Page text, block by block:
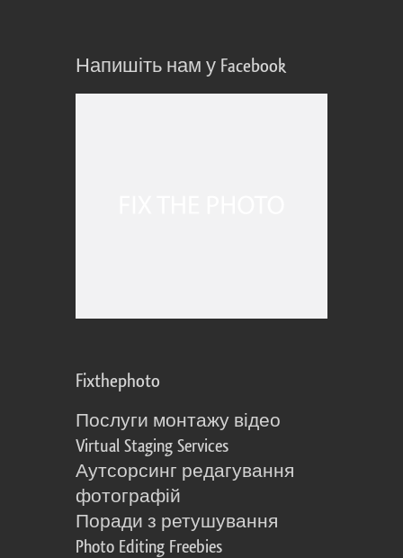
Напишіть нам у Facebook
Fixthephoto
Послуги монтажу відео
Virtual Staging Services
Аутсорсинг редагування
фотографій
Поради з ретушування
Photo Editing Freebies